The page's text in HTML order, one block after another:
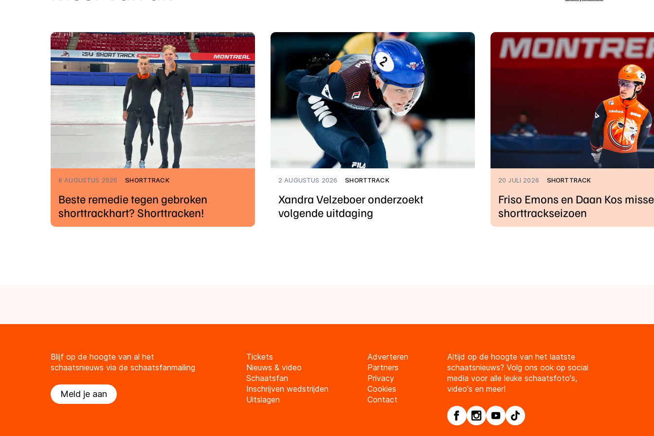
6 AUGUSTUS 2026 SHORTTRACK
Beste remedie tegen gebroken
shorttrackhart? Shorttracken!
2 AUGUSTUS 2026 SHORTTRACK
Xandra Velzeboer onderzoekt
volgende uitdaging
20 JULI 2026 SHORTTRACK
Friso Emons en Daan Kos
shorttrackseizoen
Blijf op de hoogte van al het
schaatsnieuws via de schaatsfanmailing
Meld je aan
Tickets
Nieuws & video
Schaatsfan
Inschrijven wedstrijden
Uitslagen
Adverteren
Partners
Privacy
Cookies
Contact
Altijd op de hoogte van het laatste
schaatsnieuws? Volg ons ook op social
media voor alle leuke schaatsfoto's,
video's en meer!